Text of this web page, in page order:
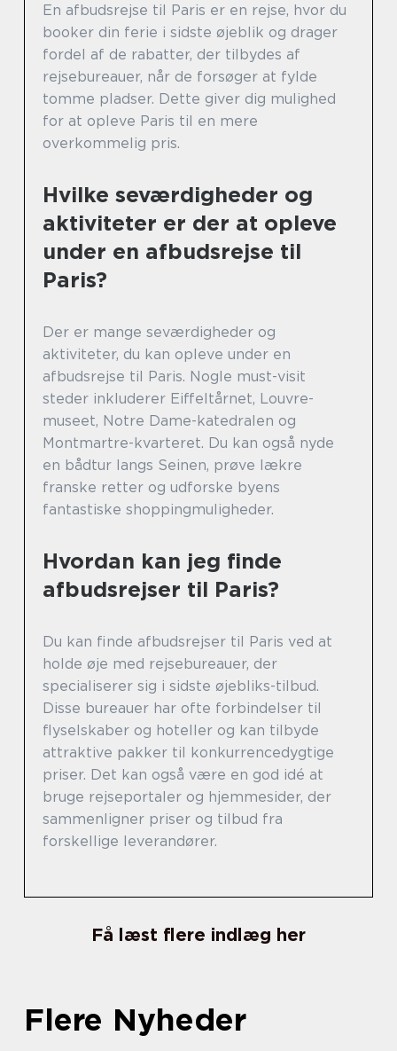
En afbudsrejse til Paris er en rejse, hvor du
booker din ferie i sidste øjeblik og drager
fordel af de rabatter, der tilbydes af
rejsebureauer, når de forsøger at fylde
tomme pladser. Dette giver dig mulighed
for at opleve Paris til en mere
overkommelig pris.
Hvilke seværdigheder og
aktiviteter er der at opleve
under en afbudsrejse til
Paris?
Der er mange seværdigheder og
aktiviteter, du kan opleve under en
afbudsrejse til Paris. Nogle must-visit
steder inkluderer Eiffeltårnet, Louvre-
museet, Notre Dame-katedralen og
Montmartre-kvarteret. Du kan også nyde
en bådtur langs Seinen, prøve lækre
franske retter og udforske byens
fantastiske shoppingmuligheder.
Hvordan kan jeg finde
afbudsrejser til Paris?
Du kan finde afbudsrejser til Paris ved at
holde øje med rejsebureauer, der
specialiserer sig i sidste øjebliks-tilbud.
Disse bureauer har ofte forbindelser til
flyselskaber og hoteller og kan tilbyde
attraktive pakker til konkurrencedygtige
priser. Det kan også være en god idé at
bruge rejseportaler og hjemmesider, der
sammenligner priser og tilbud fra
forskellige leverandører.
Få læst flere indlæg her
Flere Nyheder